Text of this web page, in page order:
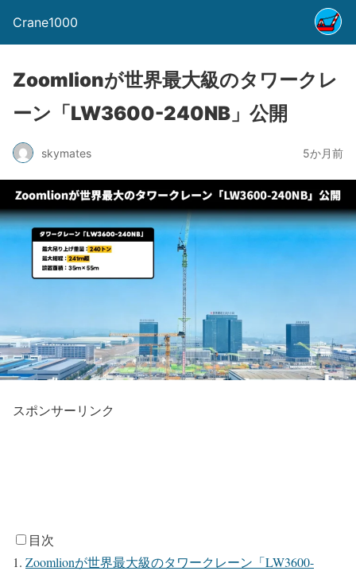
Crane1000
Zoomlionが世界最大級のタワークレ
ーン「LW3600-240NB」公開
skymates 5か月前
スポンサーリンク
目次
Zoomlionが世界最大級のタワークレーン「LW3600-